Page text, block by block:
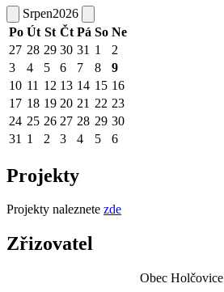
Srpen2026
Po Út St Čt Pá So Ne
27 28 29 30 31 1
2
3
4 5 6 7 8
9
10 11 12 13 14 15 16
17 18 19 20 21 22 23
24 25 26 27 28 29 30
31 1 2 3 4 5 6
Projekty
Projekty naleznete zde
Zřizovatel
Obec Holčovice